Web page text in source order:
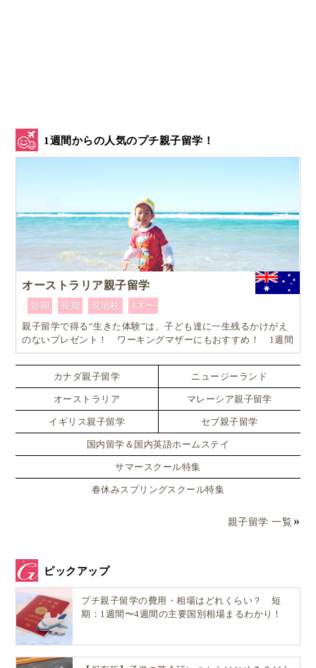
1週間からの人気のプチ親子留学！
オーストラリア親子留学
短期 長期 現地校
4才〜
親子留学で得る“生きた体験”は、子ども達に一生残るかけがえ
のないプレゼント！ ワーキングマザーにもおすすめ！ 1週間
からはじめるオーストラリア親子留学
カナダ親子留学 ニュージーランド
オーストラリア マレーシア親子留学
イギリス親子留学 セブ親子留学
国内留学＆国内英語ホームステイ
サマースクール特集
春休みスプリングスクール特集
親子留学 一覧
ピックアップ
プチ親子留学の費用・相場はどれくらい？ 短
期：1週間〜4週間の主要国別相場まるわかり！